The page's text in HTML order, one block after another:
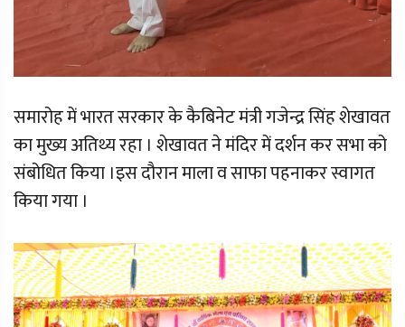
समारोह में भारत सरकार के कैबिनेट मंत्री गजेन्द्र सिंह शेखावत
का मुख्य अतिथ्य रहा । शेखावत ने मंदिर में दर्शन कर सभा को
संबोधित किया ।इस दौरान माला व साफा पहनाकर स्वागत
किया गया ।